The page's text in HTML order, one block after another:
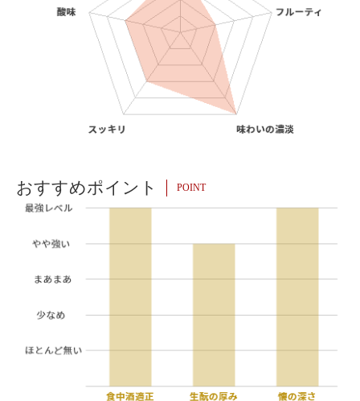
おすすめポイント POINT